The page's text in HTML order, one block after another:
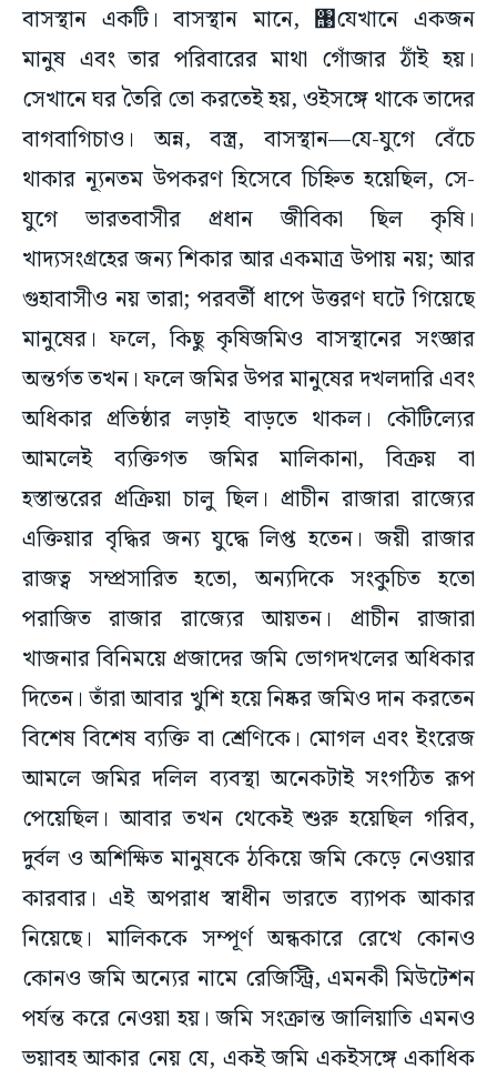
বাসস্থান একটি। বাসস্থান মানে, ঩যেখানে একজন
মানুষ এবং তার পরিবারের মাথা গোঁজার ঠাঁই হয়।
সেখানে ঘর তৈরি তো করতেই হয়, ওইসঙ্গে থাকে তাদের
বাগবাগিচাও। অন্ন, বস্ত্র, বাসস্থান—যে-যুগে বেঁচে
থাকার ন্যূনতম উপকরণ হিসেবে চিহ্নিত হয়েছিল, সে-
যুগে ভারতবাসীর প্রধান জীবিকা ছিল কৃষি।
খাদ্যসংগ্রহের জন্য শিকার আর একমাত্র উপায় নয়; আর
গুহাবাসীও নয় তারা; পরবর্তী ধাপে উত্তরণ ঘটে গিয়েছে
মানুষের। ফলে, কিছু কৃষিজমিও বাসস্থানের সংজ্ঞার
অন্তর্গত তখন। ফলে জমির উপর মানুষের দখলদারি এবং
অধিকার প্রতিষ্ঠার লড়াই বাড়তে থাকল। কৌটিল্যের
আমলেই ব্যক্তিগত জমির মালিকানা, বিক্রয় বা
হস্তান্তরের প্রক্রিয়া চালু ছিল। প্রাচীন রাজারা রাজ্যের
এক্তিয়ার বৃদ্ধির জন্য যুদ্ধে লিপ্ত হতেন। জয়ী রাজার
রাজত্ব সম্প্রসারিত হতো, অন্যদিকে সংকুচিত হতো
পরাজিত রাজার রাজ্যের আয়তন। প্রাচীন রাজারা
খাজনার বিনিময়ে প্রজাদের জমি ভোগদখলের অধিকার
দিতেন। তাঁরা আবার খুশি হয়ে নিষ্কর জমিও দান করতেন
বিশেষ বিশেষ ব্যক্তি বা শ্রেণিকে। মোগল এবং ইংরেজ
আমলে জমির দলিল ব্যবস্থা অনেকটাই সংগঠিত রূপ
পেয়েছিল। আবার তখন থেকেই শুরু হয়েছিল গরিব,
দুর্বল ও অশিক্ষিত মানুষকে ঠকিয়ে জমি কেড়ে নেওয়ার
কারবার। এই অপরাধ স্বাধীন ভারতে ব্যাপক আকার
নিয়েছে। মালিককে সম্পূর্ণ অন্ধকারে রেখে কোনও
কোনও জমি অন্যের নামে রেজিস্ট্রি, এমনকী মিউটেশন
পর্যন্ত করে নেওয়া হয়। জমি সংক্রান্ত জালিয়াতি এমনও
ভয়াবহ আকার নেয় যে, একই জমি একইসঙ্গে একাধিক